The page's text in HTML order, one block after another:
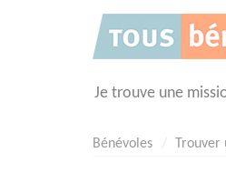
Je trouve une
Bénévoles